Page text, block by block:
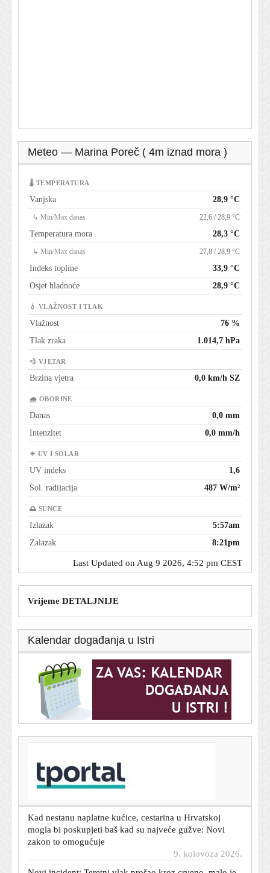
Meteo — Marina Poreč ( 4m iznad mora )
🌡 TEMPERATURA
Vanjska 28,9 °C
↳ Min/Max danas 22,6 / 28,9 °C
Temperatura mora 28,3 °C
↳ Min/Max danas 27,8 / 28,9 °C
Indeks topline
33,9 °C
Osjet hladnoće
28,9 °C
💧 VLAŽNOST I TLAK
Vlažnost
76 %
Tlak zraka
1.014,7 hPa
💨 VJETAR
Brzina vjetra 0,0 km/h SZ
🌧 OBORINE
Danas
0,0 mm
Intenzitet
0,0 mm/h
☀ UV I SOLAR
UV indeks
1,6
Sol. radijacija
487 W/m²
🌅 SUNCE
Izlazak
5:57am
Zalazak
8:21pm
Last Updated on Aug 9 2026, 4:52 pm CEST
Vrijeme DETALJNIJE
Kalendar događanja u Istri
T-portal.hr
FOTO Pogledajte kako izgleda urušena vila na koju su
se popeli ozlijeđeni maloljetnici
Kad nestanu naplatne kućice, cestarina u Hrvatskoj
mogla bi poskupjeti baš kad su najveće gužve: Novi
zakon to omogućuje
Novi incident: Teretni vlak prošao kroz crveno, malo je